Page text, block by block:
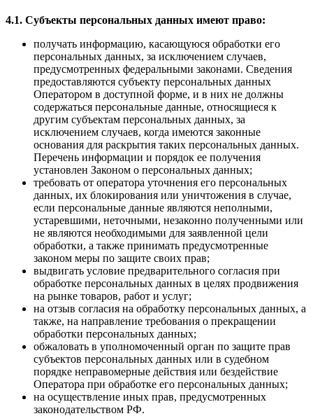
4.1. Субъекты персональных данных имеют право:
получать информацию, касающуюся обработки его
персональных данных, за исключением случаев,
предусмотренных федеральными законами. Сведения
предоставляются субъекту персональных данных
Оператором в доступной форме, и в них не должны
содержаться персональные данные, относящиеся к
другим субъектам персональных данных, за
исключением случаев, когда имеются законные
основания для раскрытия таких персональных данных.
Перечень информации и порядок ее получения
установлен Законом о персональных данных;
требовать от оператора уточнения его персональных
данных, их блокирования или уничтожения в случае,
если персональные данные являются неполными,
устаревшими, неточными, незаконно полученными или
не являются необходимыми для заявленной цели
обработки, а также принимать предусмотренные
законом меры по защите своих прав;
выдвигать условие предварительного согласия при
обработке персональных данных в целях продвижения
на рынке товаров, работ и услуг;
на отзыв согласия на обработку персональных данных, а
также, на направление требования о прекращении
обработки персональных данных;
обжаловать в уполномоченный орган по защите прав
субъектов персональных данных или в судебном
порядке неправомерные действия или бездействие
Оператора при обработке его персональных данных;
на осуществление иных прав, предусмотренных
законодательством РФ.